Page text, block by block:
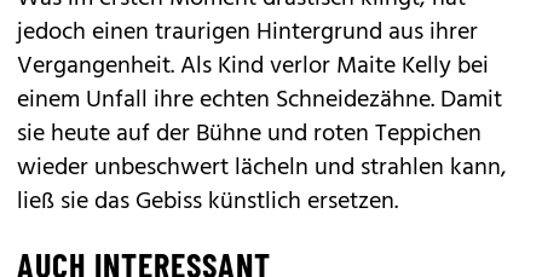
jedoch einen traurigen Hintergrund aus ihrer
Vergangenheit. Als Kind verlor Maite Kelly bei
einem Unfall ihre echten Schneidezähne. Damit
sie heute auf der Bühne und roten Teppichen
wieder unbeschwert lächeln und strahlen kann,
ließ sie das Gebiss künstlich ersetzen.
AUCH INTERESSANT